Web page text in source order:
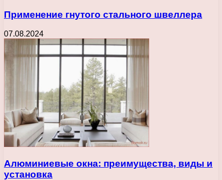
Применение гнутого стального швеллера
07.08.2024
Алюминиевые окна: преимущества, виды и
установка